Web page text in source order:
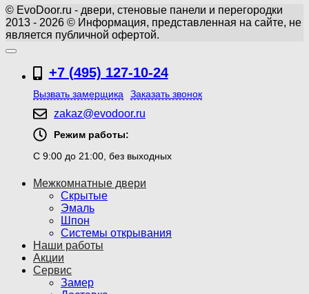
© EvoDoor.ru - двери, стеновые панели и перегородки
2013 - 2026 © Информация, представленная на сайте, не
является публичной офертой.
+7 (495) 127-10-24
Вызвать замерщика Заказать звонок
zakaz@evodoor.ru
Режим работы:
С 9:00 до 21:00, без выходных
Межкомнатные двери
Скрытые
Эмаль
Шпон
Системы открывания
Наши работы
Акции
Сервис
Замер